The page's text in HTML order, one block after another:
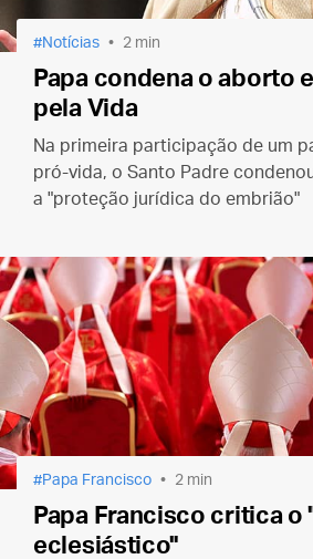
Notícias 2 min
Papa condena o aborto
pela Vida
Na primeira participação de um
pró-vida, o Santo Padre
a "proteção jurídica do embrião"
Papa Francisco 2 min
Papa Francisco critica o
eclesiástico"